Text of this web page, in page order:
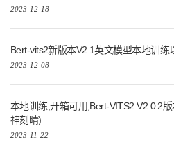
2023-12-18
Bert-vits2新版本V2.1英文模型本地训
2023-12-08
本地训练,开箱可用,Bert-VITS2 V2.0.2
神刻晴)
2023-11-22